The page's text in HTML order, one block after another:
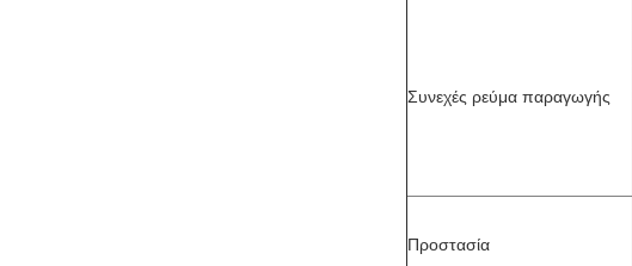
Συνεχές ρεύμα παραγωγής
Προστασία